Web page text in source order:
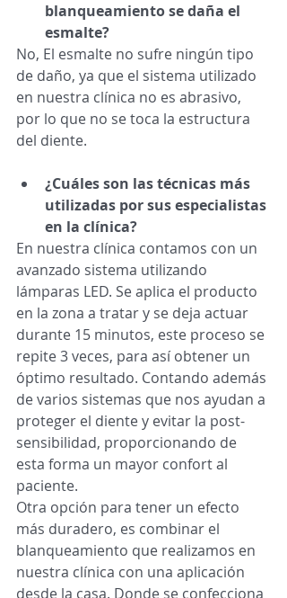
blanqueamiento se daña el
esmalte?
No, El esmalte no sufre ningún tipo
de daño, ya que el sistema utilizado
en nuestra clínica no es abrasivo,
por lo que no se toca la estructura
del diente.
¿Cuáles son las técnicas más
utilizadas por sus especialistas
en la clínica?
En nuestra clínica contamos con un
avanzado sistema utilizando
lámparas LED. Se aplica el producto
en la zona a tratar y se deja actuar
durante 15 minutos, este proceso se
repite 3 veces, para así obtener un
óptimo resultado. Contando además
de varios sistemas que nos ayudan a
proteger el diente y evitar la post-
sensibilidad, proporcionando de
esta forma un mayor confort al
paciente.
Otra opción para tener un efecto
más duradero, es combinar el
blanqueamiento que realizamos en
nuestra clínica con una aplicación
desde la casa. Donde se confecciona